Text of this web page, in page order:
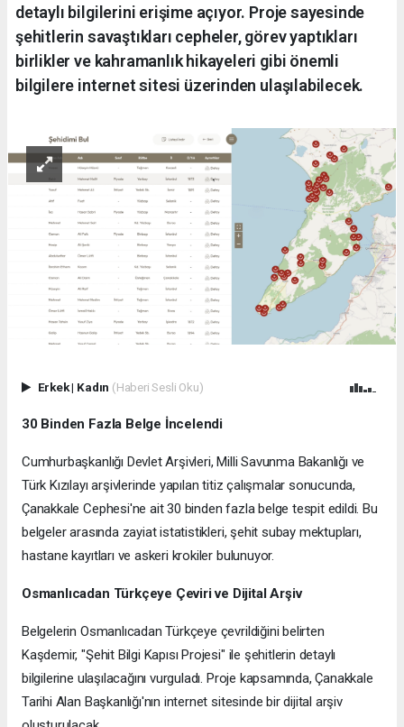
detaylı bilgilerini erişime açıyor. Proje sayesinde
şehitlerin savaştıkları cepheler, görev yaptıkları
birlikler ve kahramanlık hikayeleri gibi önemli
bilgilere internet sitesi üzerinden ulaşılabilecek.
Erkek| Kadın (Haberi Sesli Oku)
30 Binden Fazla Belge İncelendi
Cumhurbaşkanlığı Devlet Arşivleri, Milli Savunma Bakanlığı ve
Türk Kızılayı arşivlerinde yapılan titiz çalışmalar sonucunda,
Çanakkale Cephesi'ne ait 30 binden fazla belge tespit edildi. Bu
belgeler arasında zayiat istatistikleri, şehit subay mektupları,
hastane kayıtları ve askeri krokiler bulunuyor.
Osmanlıcadan Türkçeye Çeviri ve Dijital Arşiv
Belgelerin Osmanlıcadan Türkçeye çevrildiğini belirten
Kaşdemir, "Şehit Bilgi Kapısı Projesi" ile şehitlerin detaylı
bilgilerine ulaşılacağını vurguladı. Proje kapsamında, Çanakkale
Tarihi Alan Başkanlığı'nın internet sitesinde bir dijital arşiv